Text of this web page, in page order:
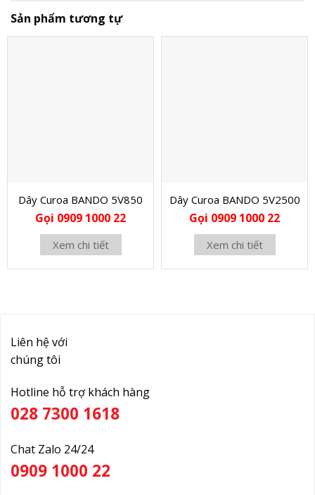
Sản phẩm tương tự
Dây Curoa BANDO 5V850
Gọi 0909 1000 22
Xem chi tiết
Dây Curoa BANDO 5V2500
Gọi 0909 1000 22
Xem chi tiết
Liên hệ với
chúng tôi
Hotline hỗ trợ khách hàng
028 7300 1618
Chat Zalo 24/24
0909 1000 22